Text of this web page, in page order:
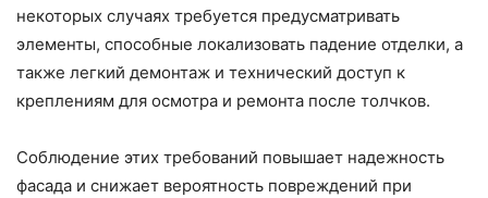
некоторых случаях требуется предусматривать
элементы, способные локализовать падение отделки, а
также легкий демонтаж и технический доступ к
креплениям для осмотра и ремонта после толчков.
Соблюдение этих требований повышает надежность
фасада и снижает вероятность повреждений при